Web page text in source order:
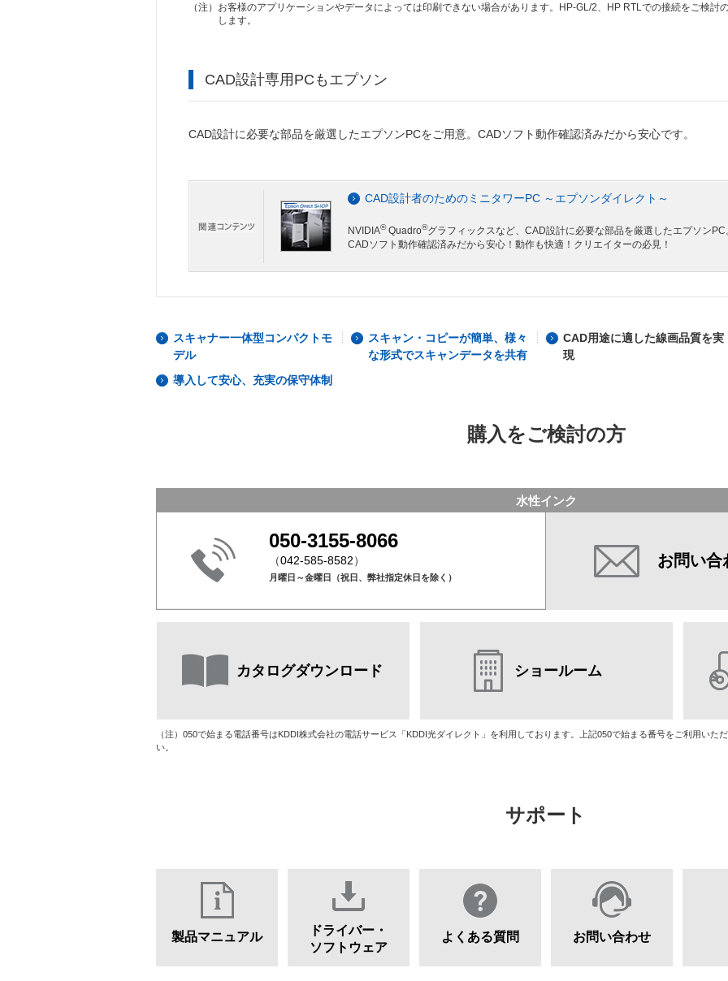
（注） お客様のアプリケーションやデータによっては印刷できない場合があります。HP-GL/2、HP RTLでの接続をご検討
します。
CAD設計専用PCもエプソン
CAD設計に必要な部品を厳選したエプソンPCをご用意。CADソフト動作確認済みだから安心です。
CAD設計者のためのミニタワーPC ～エプソンダイレクト～
NVIDIA®Quadro®グラフィックスなど、CAD設計に必要な部品を厳選したエプソンPC
CADソフト動作確認済みだから安心！動作も快適！クリエイターの必見！
スキャナー一体型コンパクトモ
デル
スキャン・コピーが簡単、様々
な形式でスキャンデータを共有
CAD用途に適した線画品質を実
現
導入して安心、充実の保守体制
購入をご検討の方
水性インク
050-3155-8066
（042-585-8582）
月曜日～金曜日（祝日、弊社指定休日を除く）
お問い合
カタログダウンロード ショールーム
（注）050で始まる電話番号はKDDI株式会社の電話サービス「KDDI光ダイレクト」を利用しております。上記050で始まる番号をご利用いた
い。
サポート
製品マニュアル
ドライバー・
ソフトウェア
よくある質問 お問い合わせ